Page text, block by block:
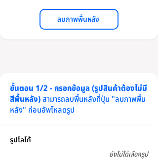
ลบภาพพื้นหลัง
ขั้นตอน 1/2 - กรอกข้อมูล (รูปสินค้าต้องไม่มี
สีพื้นหลัง)สามารถลบพื้นหลังที่ปุ่ม "ลบภาพพื้น
หลัง" ก่อนอัพโหลดรูป
รูปโลโก้
ยังไม่ได้เลือกรูป